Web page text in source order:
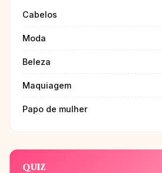
Cabelos
Moda
Beleza
Maquiagem
Papo de mulher
QUIZ